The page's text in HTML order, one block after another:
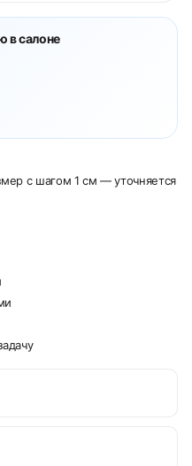
в салоне
с шагом 1 см — уточняется